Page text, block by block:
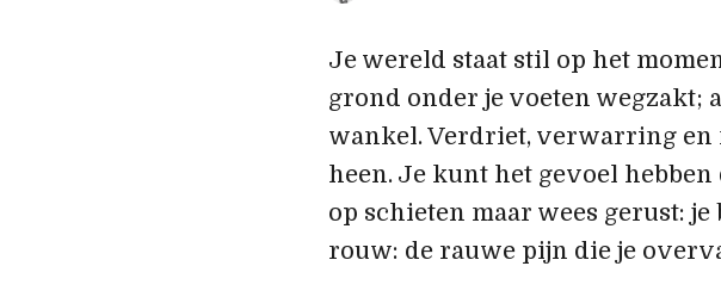
Je wereld staat stil op het
grond onder je voeten wegzakt;
wankel. Verdriet, verwarring en
heen. Je kunt het gevoel hebben
op schieten maar wees gerust:
rouw: de rauwe pijn die je